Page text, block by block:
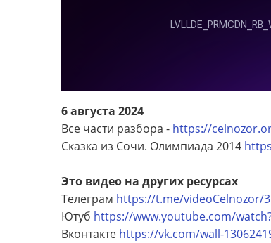
6 августа 2024
Все части разбора - https://
Сказка из Сочи. Олимпиада 2014
Это видео на других ресурсах
Телеграм https://t.me/videoCelnozor/
Ютуб https://www.youtube.com/
Вконтакте https://vk.com/wall-